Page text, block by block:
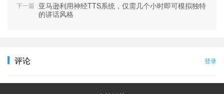
下一篇 亚马逊利用神经TTS系统，仅需几个小时即可模拟独特
的讲话风格
评论 登录